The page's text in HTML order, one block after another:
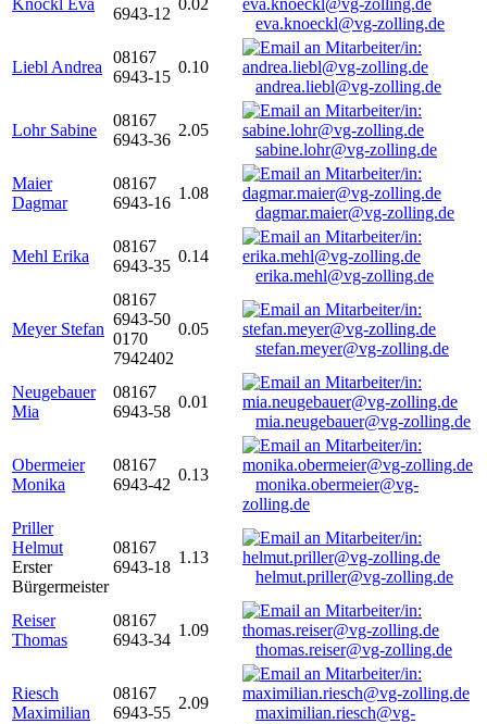
Knöckl Eva
6943-12
0.02
eva.knoeckl@vg-zolling.de
Liebl Andrea
08167
6943-15
0.10
andrea.liebl@vg-zolling.de
Lohr Sabine
08167
6943-36
2.05
sabine.lohr@vg-zolling.de
Maier
Dagmar
08167
6943-16
1.08
dagmar.maier@vg-zolling.de
Mehl Erika
08167
6943-35
0.14
erika.mehl@vg-zolling.de
Meyer Stefan
08167
6943-50
0170
7942402
0.05
stefan.meyer@vg-zolling.de
Neugebauer
Mia
08167
6943-58
0.01
mia.neugebauer@vg-zolling.de
Obermeier
Monika
08167
6943-42
0.13
monika.obermeier@vg-
zolling.de
Priller
Helmut
Erster
Bürgermeister
08167
6943-18
1.13
helmut.priller@vg-zolling.de
Reiser
Thomas
08167
6943-34
1.09
thomas.reiser@vg-zolling.de
Riesch
Maximilian
08167
6943-55
2.09
maximilian.riesch@vg-